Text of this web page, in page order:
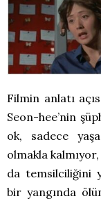
Filmin anlatı
Seon-hee’nin
ok, sadece
olmakla
da temsilciliğini
bir yangında